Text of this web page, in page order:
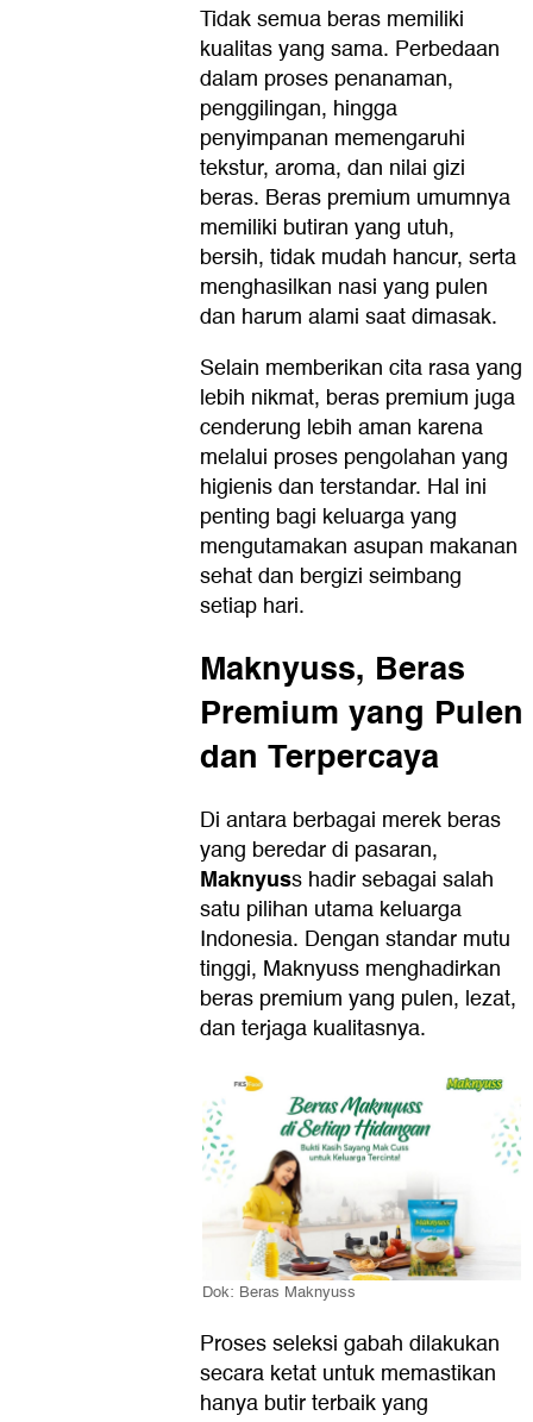
Tidak semua beras memiliki
kualitas yang sama. Perbedaan
dalam proses penanaman,
penggilingan, hingga
penyimpanan memengaruhi
tekstur, aroma, dan nilai gizi
beras. Beras premium umumnya
memiliki butiran yang utuh,
bersih, tidak mudah hancur, serta
menghasilkan nasi yang pulen
dan harum alami saat dimasak.
Selain memberikan cita rasa yang
lebih nikmat, beras premium juga
cenderung lebih aman karena
melalui proses pengolahan yang
higienis dan terstandar. Hal ini
penting bagi keluarga yang
mengutamakan asupan makanan
sehat dan bergizi seimbang
setiap hari.
Maknyuss, Beras
Premium yang Pulen
dan Terpercaya
Di antara berbagai merek beras
yang beredar di pasaran,
Maknyuss hadir sebagai salah
satu pilihan utama keluarga
Indonesia. Dengan standar mutu
tinggi, Maknyuss menghadirkan
beras premium yang pulen, lezat,
dan terjaga kualitasnya.
Dok: Beras Maknyuss
Proses seleksi gabah dilakukan
secara ketat untuk memastikan
hanya butir terbaik yang